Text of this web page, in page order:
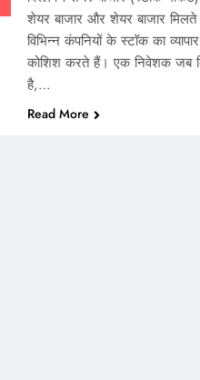
शेयर बाजार और शेयर बाजार
विभिन्न कंपनियों के स्टॉक का
कोशिश करते हैं। एक निवेशक जब
है,…
Read More